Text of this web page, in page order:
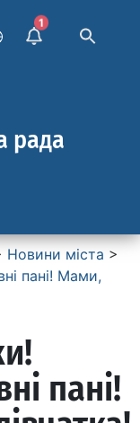
1
рада
Новини міста >
пані! Мами,
пані!